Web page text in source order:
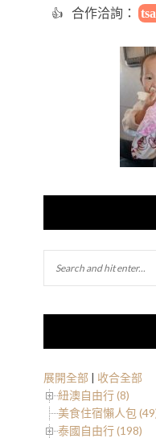
合作洽詢：
展開全部 | 收合全部
紐澳自由行 (8)
美食住宿懶人包
泰國自由行 (198)